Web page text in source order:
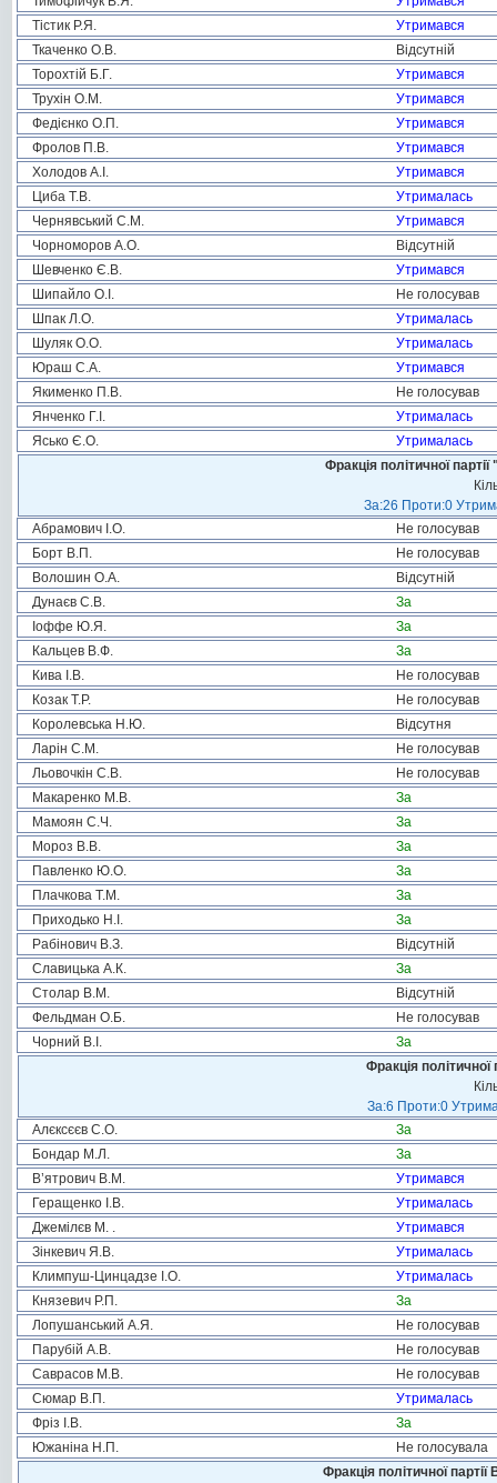
Тістик Р.Я.
Утримався
Ткаченко О.В.
Відсутній
Торохтій Б.Г.
Утримався
Трухін О.М.
Утримався
Федієнко О.П.
Утримався
Фролов П.В.
Утримався
Холодов А.І.
Утримався
Циба Т.В.
Утрималась
Чернявський С.М.
Утримався
Чорноморов А.О.
Відсутній
Шевченко Є.В.
Утримався
Шипайло О.І.
Не голосував
Шпак Л.О.
Утрималась
Шуляк О.О.
Утрималась
Юраш С.А.
Утримався
Якименко П.В.
Не голосував
Янченко Г.І.
Утрималась
Ясько Є.О.
Утрималась
Фракція політичної
За:26 Проти:0
Абрамович І.О.
Не голосував
Борт В.П.
Не голосував
Волошин О.А.
Відсутній
Дунаєв С.В.
За
Іоффе Ю.Я.
За
Кальцев В.Ф.
За
Кива І.В.
Не голосував
Козак Т.Р.
Не голосував
Королевська Н.Ю.
Відсутня
Ларін С.М.
Не голосував
Льовочкін С.В.
Не голосував
Макаренко М.В.
За
Мамоян С.Ч.
За
Мороз В.В.
За
Павленко Ю.О.
За
Плачкова Т.М.
За
Приходько Н.І.
За
Рабінович В.З.
Відсутній
Славицька А.К.
За
Столар В.М.
Відсутній
Фельдман О.Б.
Не голосував
Чорний В.І.
За
Фракція
За:6 Проти:0
Алєксєєв С.О.
За
Бондар М.Л.
За
В’ятрович В.М.
Утримався
Геращенко І.В.
Утрималась
Джемілєв М. .
Утримався
Зінкевич Я.В.
Утрималась
Климпуш-Цинцадзе І.О.
Утрималась
Князевич Р.П.
За
Лопушанський А.Я.
Не голосував
Парубій А.В.
Не голосував
Саврасов М.В.
Не голосував
Сюмар В.П.
Утрималась
Фріз І.В.
За
Южаніна Н.П.
Не голосувала
Фракція політичної